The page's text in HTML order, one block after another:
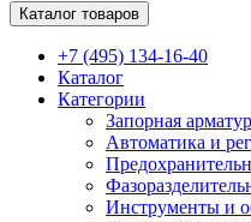
Каталог товаров
+7 (495) 134-16-40
Каталог
Категории
Запорная
Автоматика и
Инструменты и